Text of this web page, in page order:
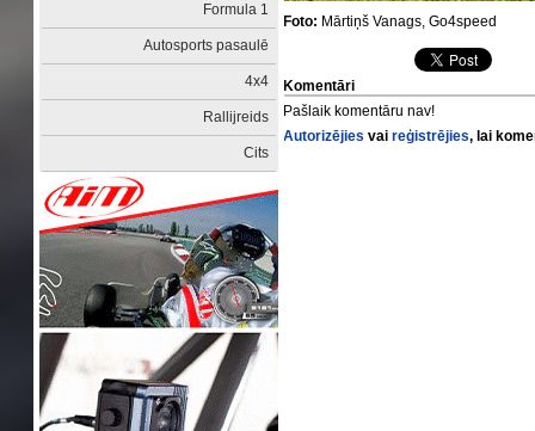
Formula 1
Autosports pasaulē
4x4
Rallijreids
Cits
Foto: Mārtiņš Vanags, Go4speed
Komentāri
Pašlaik komentāru nav!
Autorizējies vaireģistrējies, lai